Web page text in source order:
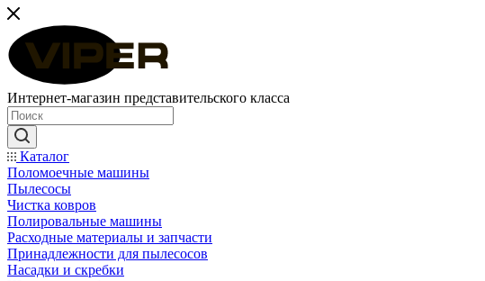
Интернет-магазин представительского класса
Каталог
Поломоечные машины
Пылесосы
Чистка ковров
Полировальные машины
Расходные материалы и запчасти
Принадлежности для пылесосов
Насадки и скребки